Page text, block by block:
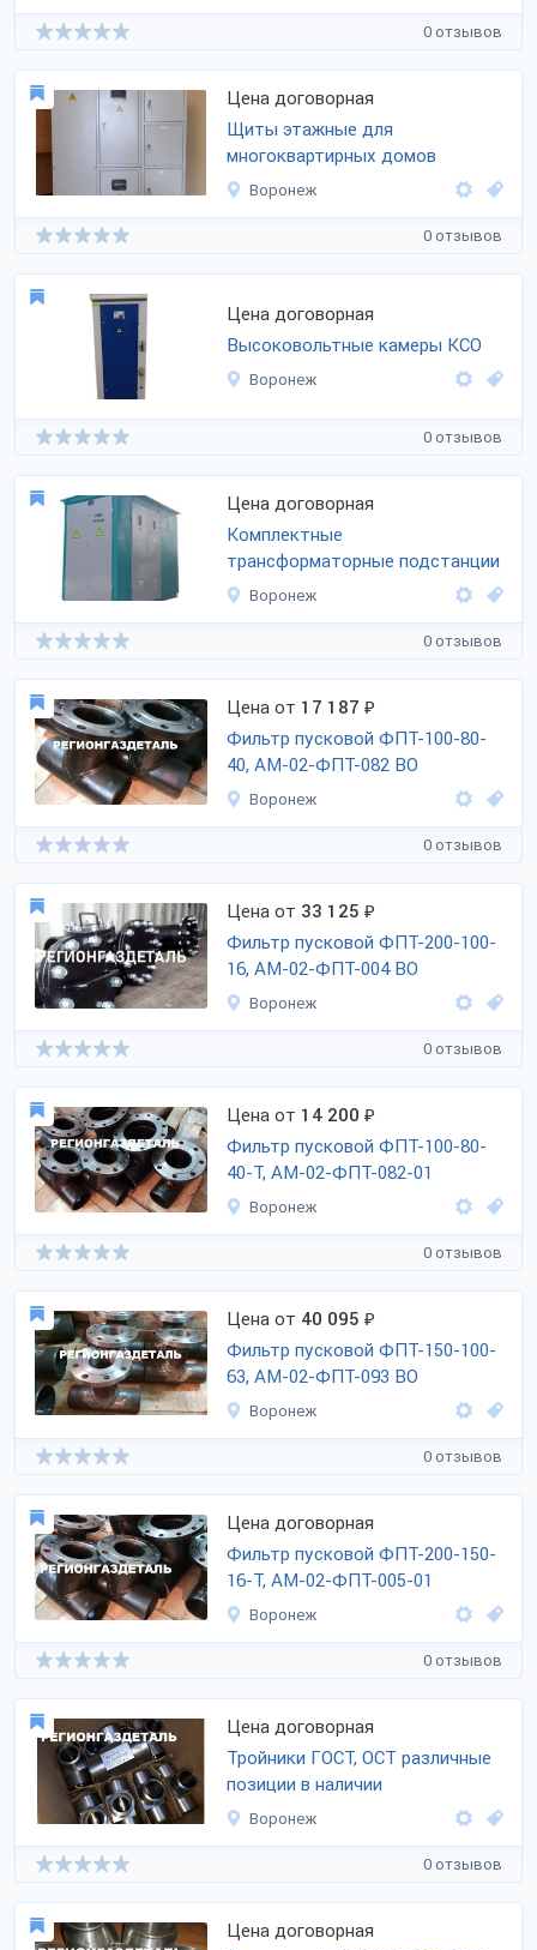
0 отзывов
Цена договорная
Щиты этажные для
многоквартирных домов
Воронеж
0 отзывов
Цена договорная
Высоковольтные камеры КСО
Воронеж
0 отзывов
Цена договорная
Комплектные
трансформаторные подстанции
Воронеж
0 отзывов
Цена от 17 187 ₽
Фильтр пусковой ФПТ-100-80-
40, АМ-02-ФПТ-082 ВО
Воронеж
0 отзывов
Цена от 33 125 ₽
Фильтр пусковой ФПТ-200-100-
16, АМ-02-ФПТ-004 ВО
Воронеж
0 отзывов
Цена от 14 200 ₽
Фильтр пусковой ФПТ-100-80-
40-Т, АМ-02-ФПТ-082-01
Воронеж
0 отзывов
Цена от 40 095 ₽
Фильтр пусковой ФПТ-150-100-
63, АМ-02-ФПТ-093 ВО
Воронеж
0 отзывов
Цена договорная
Фильтр пусковой ФПТ-200-150-
16-Т, АМ-02-ФПТ-005-01
Воронеж
0 отзывов
Цена договорная
Тройники ГОСТ, ОСТ различные
позиции в наличии
Воронеж
0 отзывов
Цена договорная